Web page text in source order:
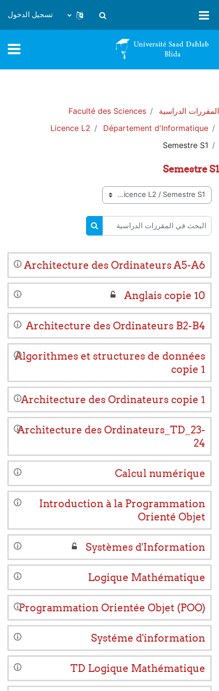
تبديل إدخال البحث
تسجيل الدخول
المقررات الدراسية
Faculté des Sciences
Département d'Informatique
Licence L2
Semestre S1
Semestre S1
تصنيفات المقررات
البحث في المقررات الدراسية
البحث في المقررات الدراسية
Architecture des Ordinateurs A5-A6
Anglais copie 10
Architecture des Ordinateurs B2-B4
Algorithmes et structures de données
copie 1
Architecture des Ordinateurs copie 1
Architecture des Ordinateurs_TD_23-
24
Calcul numérique
Introduction à la Programmation
Orienté Objet
Systèmes d'Information
Logique Mathématique
Programmation Orientée Objet (POO)
Systéme d'information
TD Logique Mathématique